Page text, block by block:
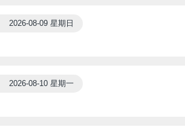
2026-08-09 星期日
2026-08-10 星期一